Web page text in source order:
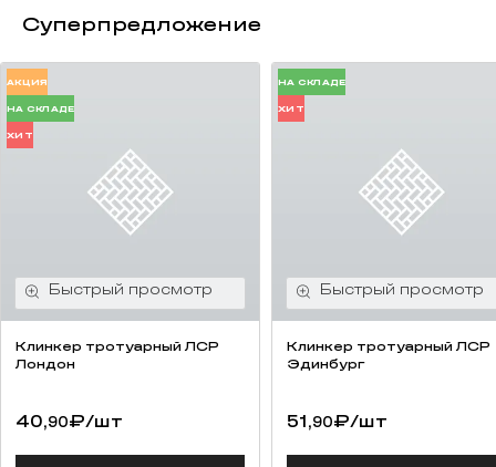
Суперпредложение
АКЦИЯ
НА СКЛАДЕ
ХИТ
Клинкер тротуарный ЛСР
Лондон
40,90₽/шт
НА СКЛАДЕ
ХИТ
Клинкер тротуарный ЛСР
Эдинбург
51,90₽/шт